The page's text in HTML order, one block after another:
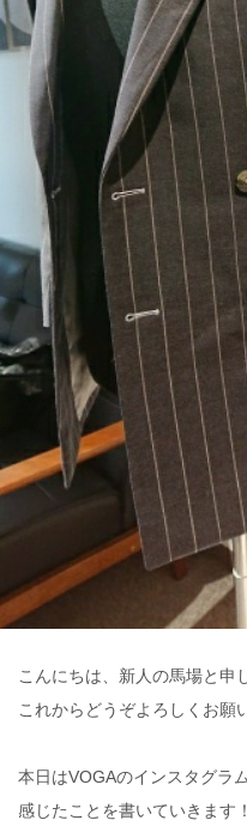
こんにちは、新人の馬場と申
これからどうぞよろしくお願
本日はVOGAのインスタグラ
感じたことを書いていきます！